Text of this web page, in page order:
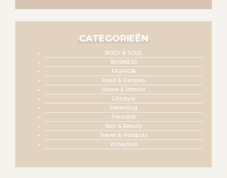
CATEGORIEËN
BODY & SOUL
BUSINESS
FASHION
Food & Recipes
Home & Interior
Lifestyle
Parenting
Personal
Skin & Beauty
Travel & Hotspots
Winacties